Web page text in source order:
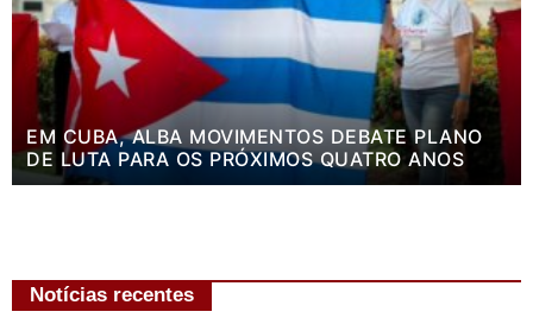
EM CUBA, ALBA MOVIMENTOS DEBATE PLANO
DE LUTA PARA OS PRÓXIMOS QUATRO ANOS
Notícias recentes